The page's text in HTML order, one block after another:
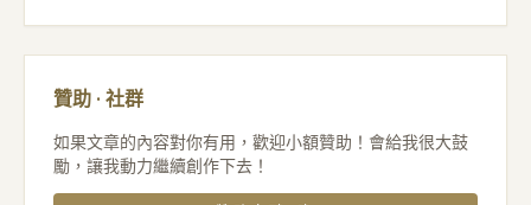
贊助 · 社群
如果文章的內容對你有用，歡迎小額贊助！會給我很大鼓
勵，讓我動力繼續創作下去！